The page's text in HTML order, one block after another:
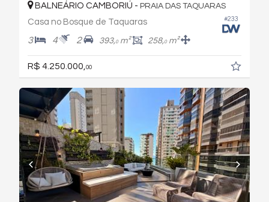
#233
BALNEÁRIO CAMBORIÚ - PRAIA DAS TAQUARAS
Casa no Bosque de Taquaras
3 4 2 393,0m² 258,0m²
R$ 4.250.000, 00